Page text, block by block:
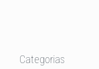
Categorias